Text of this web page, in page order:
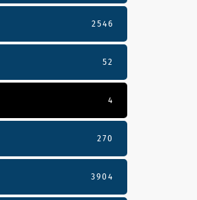
2546
52
4
270
3904